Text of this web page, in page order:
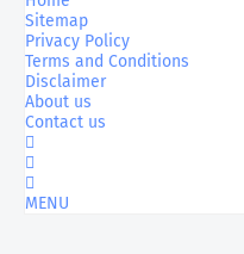
Sitemap
Privacy Policy
Terms and Conditions
Disclaimer
About us
Contact us
MENU